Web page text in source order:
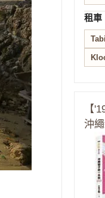
租車
【
沖